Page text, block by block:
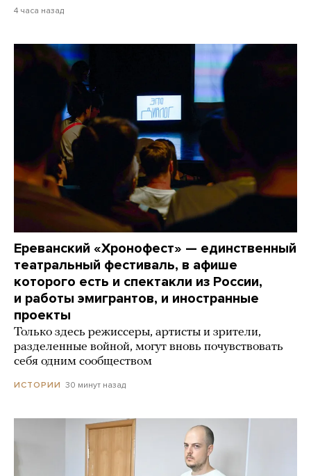
4 часа назад
Ереванский «Хронофест» — единственный
театральный фестиваль, в афише
которого есть и спектакли из России,
и работы эмигрантов, и иностранные
проекты
Только здесь режиссеры, артисты и зрители,
разделенные войной, могут вновь почувствовать
себя одним сообществом
ИСТОРИИ 30 минут назад